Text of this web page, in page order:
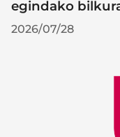
egindako
2026/07/28